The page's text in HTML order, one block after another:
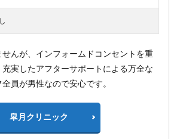
んが、インフォームドコンセントを重
実したアフターサポートによる万全な
員が男性なので安心です。
皐月クリニック